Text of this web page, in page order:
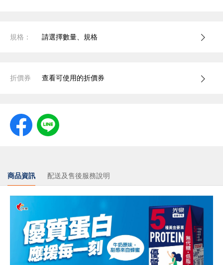
規格： 請選擇數量、規格
折價券 查看可使用的折價券
商品資訊 配送及售後服務說明